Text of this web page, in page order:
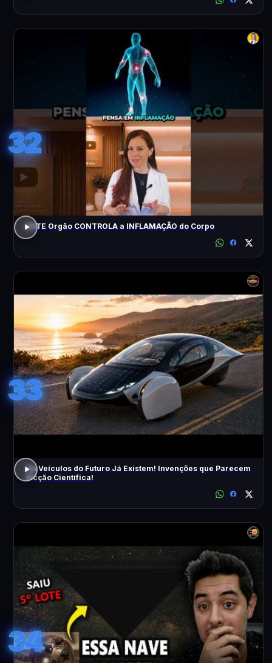
32
ESTE Orgão CONTROLA a INFLAMAÇÃO do Corpo
33
Os Veículos do Futuro Já Existem! Invenções que Parecem
Ficção Científica!
34